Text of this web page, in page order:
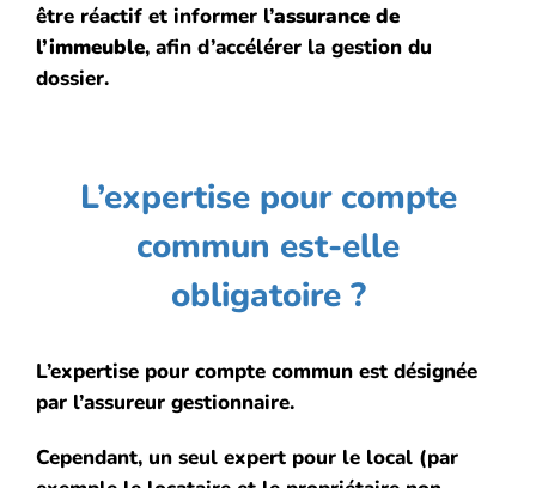
être réactif et informer l’assurance de
l’immeuble, afin d’accélérer la gestion du
dossier.
L’expertise pour compte
commun est-elle
obligatoire ?
L’expertise pour compte commun est désignée
par l’assureur gestionnaire.
Cependant, un seul expert pour le local (par